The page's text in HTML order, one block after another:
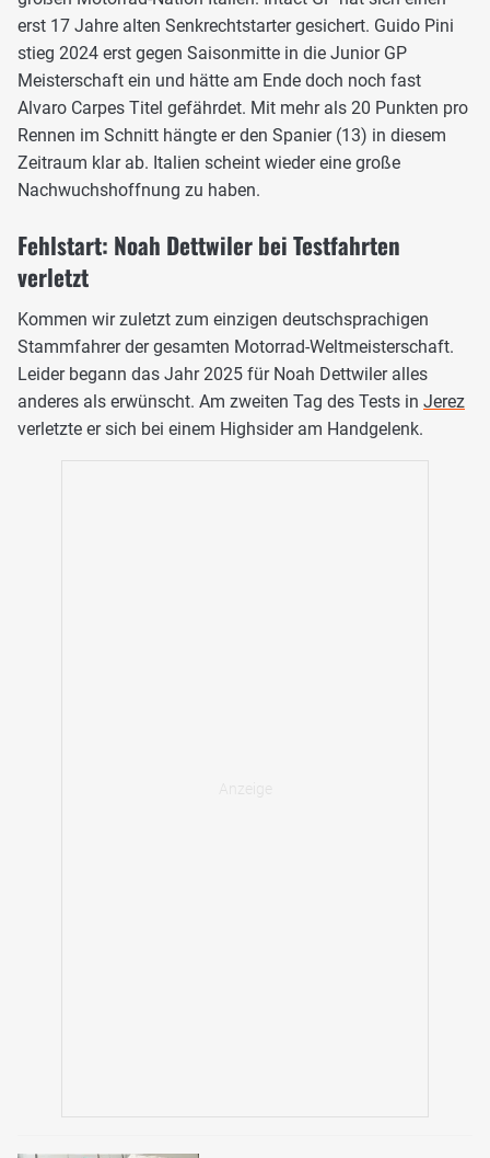
erst 17 Jahre alten Senkrechtstarter gesichert. Guido Pini
stieg 2024 erst gegen Saisonmitte in die Junior GP
Meisterschaft ein und hätte am Ende doch noch fast
Alvaro Carpes Titel gefährdet. Mit mehr als 20 Punkten pro
Rennen im Schnitt hängte er den Spanier (13) in diesem
Zeitraum klar ab. Italien scheint wieder eine große
Nachwuchshoffnung zu haben.
Fehlstart: Noah Dettwiler bei Testfahrten
verletzt
Kommen wir zuletzt zum einzigen deutschsprachigen
Stammfahrer der gesamten Motorrad-Weltmeisterschaft.
Leider begann das Jahr 2025 für Noah Dettwiler alles
anderes als erwünscht. Am zweiten Tag des Tests in Jerez
verletzte er sich bei einem Highsider am Handgelenk.